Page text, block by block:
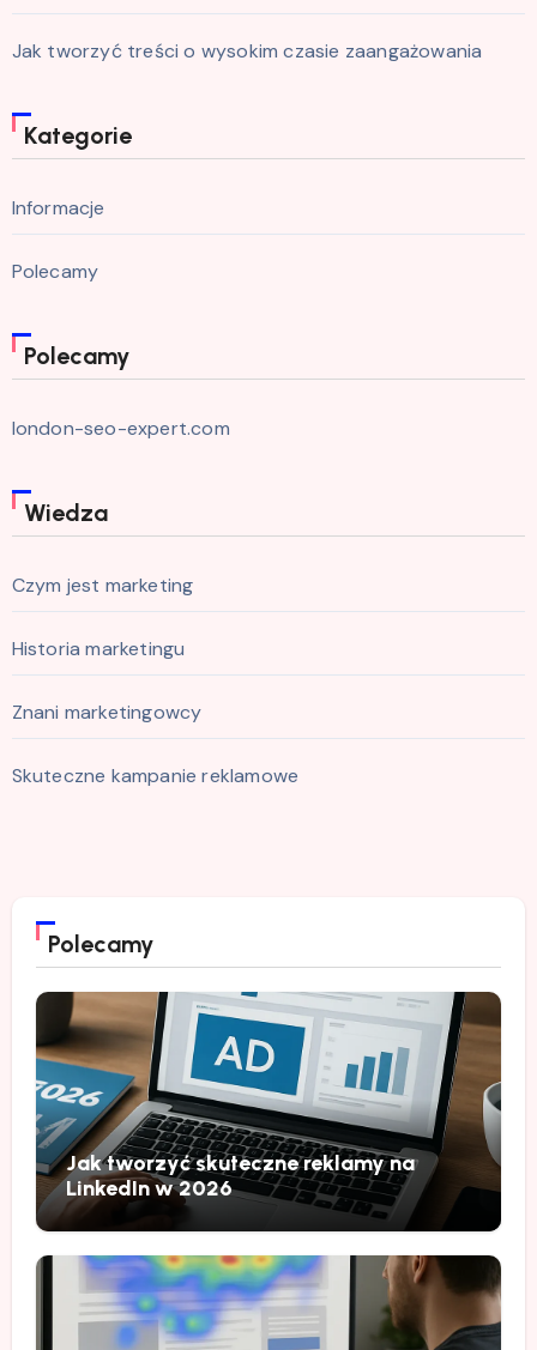
Jak tworzyć treści o wysokim czasie zaangażowania
Kategorie
Informacje
Polecamy
Polecamy
london-seo-expert.com
Wiedza
Czym jest marketing
Historia marketingu
Znani marketingowcy
Skuteczne kampanie reklamowe
Polecamy
Jak tworzyć skuteczne reklamy na
LinkedIn w 2026